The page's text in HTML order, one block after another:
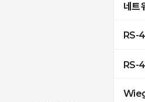
네트
RS-
RS-